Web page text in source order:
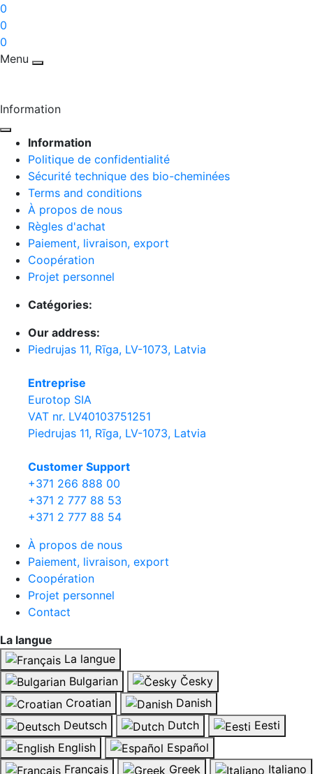
0
0
0
Menu
Information
Information
Politique de confidentialité
Sécurité technique des bio-cheminées
Terms and conditions
À propos de nous
Règles d'achat
Paiement, livraison, export
Coopération
Projet personnel
Catégories:
Our address:
Piedrujas 11, Rīga, LV-1073, Latvia
Entreprise
Eurotop SIA
VAT nr. LV40103751251
Piedrujas 11, Rīga, LV-1073, Latvia
Сustomer Support
+371 266 888 00
+371 2 777 88 53
+371 2 777 88 54
À propos de nous
Paiement, livraison, export
Coopération
Projet personnel
Contact
La langue
La langue
Bulgarian
Česky
Croatian
Danish
Deutsch
Dutch
Eesti
English
Español
Français
Greek
Italiano